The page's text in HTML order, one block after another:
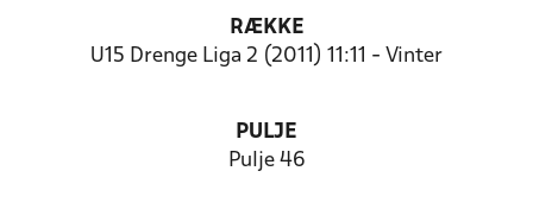
RÆKKE
U15 Drenge Liga 2 (2011) 11:11 - Vinter
PULJE
Pulje 46